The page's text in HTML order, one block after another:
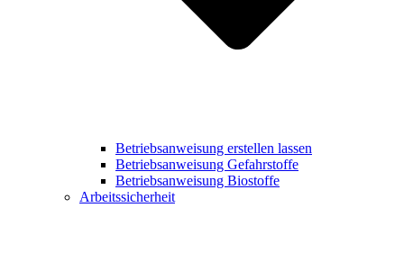
Betriebsanweisung erstellen lassen
Betriebsanweisung Gefahrstoffe
Betriebsanweisung Biostoffe
Arbeitssicherheit